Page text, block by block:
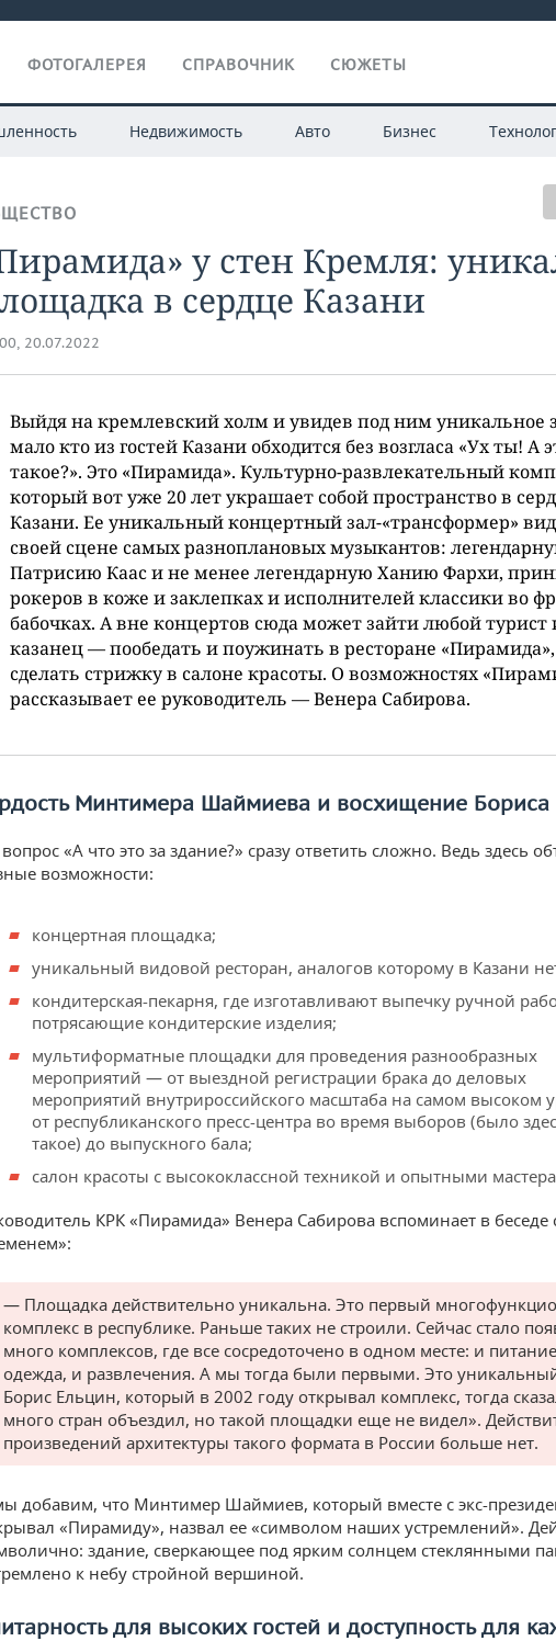
ФОТОГАЛЕРЕЯ СПРАВОЧНИК СЮЖЕТЫ
Недвижимость Авто Бизнес
у стен Кремля:
в сердце Казани
20.07.2022
Выйдя на кремлевский холм и увидев под ним уникальное
мало кто из гостей Казани обходится без возгласа «Ух ты! А
такое?». Это «Пирамида». Культурно-развлекательный
который вот уже 20 лет украшает собой пространство в
Казани. Ее уникальный концертный зал-«трансформер»
своей сцене самых разноплановых музыкантов:
Патрисию Каас и не менее легендарную Ханию Фархи,
рокеров в коже и заклепках и исполнителей классики во
бабочках. А вне концертов сюда может зайти любой турист
казанец — пообедать и поужинать в ресторане «Пирамида»,
сделать стрижку в салоне красоты. О возможностях
рассказывает ее руководитель — Венера Сабирова.
Минтимера Шаймиева и восхищение Бориса
«А что это за здание?» сразу ответить сложно. Ведь здесь
возможности:
концертная площадка;
уникальный видовой ресторан, аналогов которому в Казани
кондитерская-пекарня, где изготавливают выпечку ручной
потрясающие кондитерские изделия;
мультиформатные площадки для проведения разнообразных
мероприятий — от выездной регистрации брака до деловых
мероприятий внутрироссийского масштаба на самом высоком
от республиканского пресс-центра во время выборов (было
такое) до выпускного бала;
салон красоты с высококлассной техникой и опытными
КРК «Пирамида» Венера Сабирова вспоминает в беседе
— Площадка действительно уникальна. Это первый
комплекс в республике. Раньше таких не строили. Сейчас стало
много комплексов, где все сосредоточено в одном месте: и
одежда, и развлечения. А мы тогда были первыми. Это
Борис Ельцин, который в 2002 году открывал комплекс, тогда
много стран объездил, но такой площадки еще не видел».
произведений архитектуры такого формата в России больше нет.
добавим, что Минтимер Шаймиев, который вместе с экс-
«Пирамиду», назвал ее «символом наших устремлений».
здание, сверкающее под ярким солнцем стеклянными
к небу стройной вершиной.
для высоких гостей и доступность для